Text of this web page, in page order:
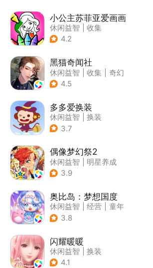
小公主苏菲亚爱画画
休闲益智
收集
| 儿童游戏
4.2
黑猫奇闻社
休闲益智 收集
奇幻
| 女性向
4.5
多多爱换装
休闲益智
换装
| 儿童游戏
3.7
偶像梦幻祭2
休闲益智
明星养成
| 音乐
3.9
奥比岛：梦想国度
休闲益智 经营
童年
| 萌系
3.8
闪耀暖暖
休闲益智
换装
| 美少女
4.1